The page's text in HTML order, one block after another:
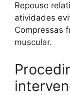
Repouso
atividades
Compressas
muscular.